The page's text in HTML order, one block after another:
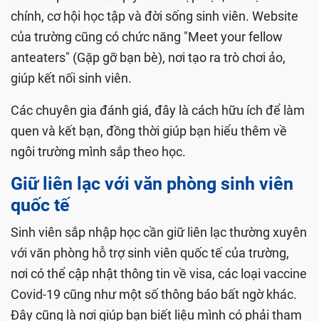
chính, cơ hội học tập và đời sống sinh viên. Website
của trường cũng có chức năng "Meet your fellow
anteaters" (Gặp gỡ bạn bè), nơi tạo ra trò chơi ảo,
giúp kết nối sinh viên.
Các chuyên gia đánh giá, đây là cách hữu ích để làm
quen và kết bạn, đồng thời giúp bạn hiểu thêm về
ngôi trường mình sắp theo học.
Giữ liên lạc với văn phòng sinh viên
quốc tế
Sinh viên sắp nhập học cần giữ liên lạc thường xuyên
với văn phòng hỗ trợ sinh viên quốc tế của trường,
nơi có thể cập nhật thông tin về visa, các loại vaccine
Covid-19 cũng như một số thông báo bất ngờ khác.
Đây cũng là nơi giúp bạn biết liệu mình có phải tham